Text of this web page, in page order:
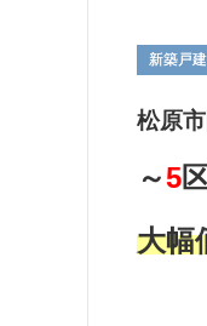
新築戸建
松原
～5
大幅